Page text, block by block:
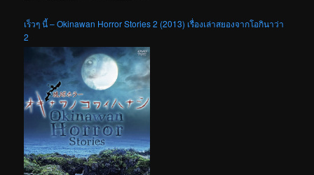
เร็วๆ นี้ – Okinawan Horror Stories 2 (2013) เรื่องเล่าสยองจากโอกินาว่า
2